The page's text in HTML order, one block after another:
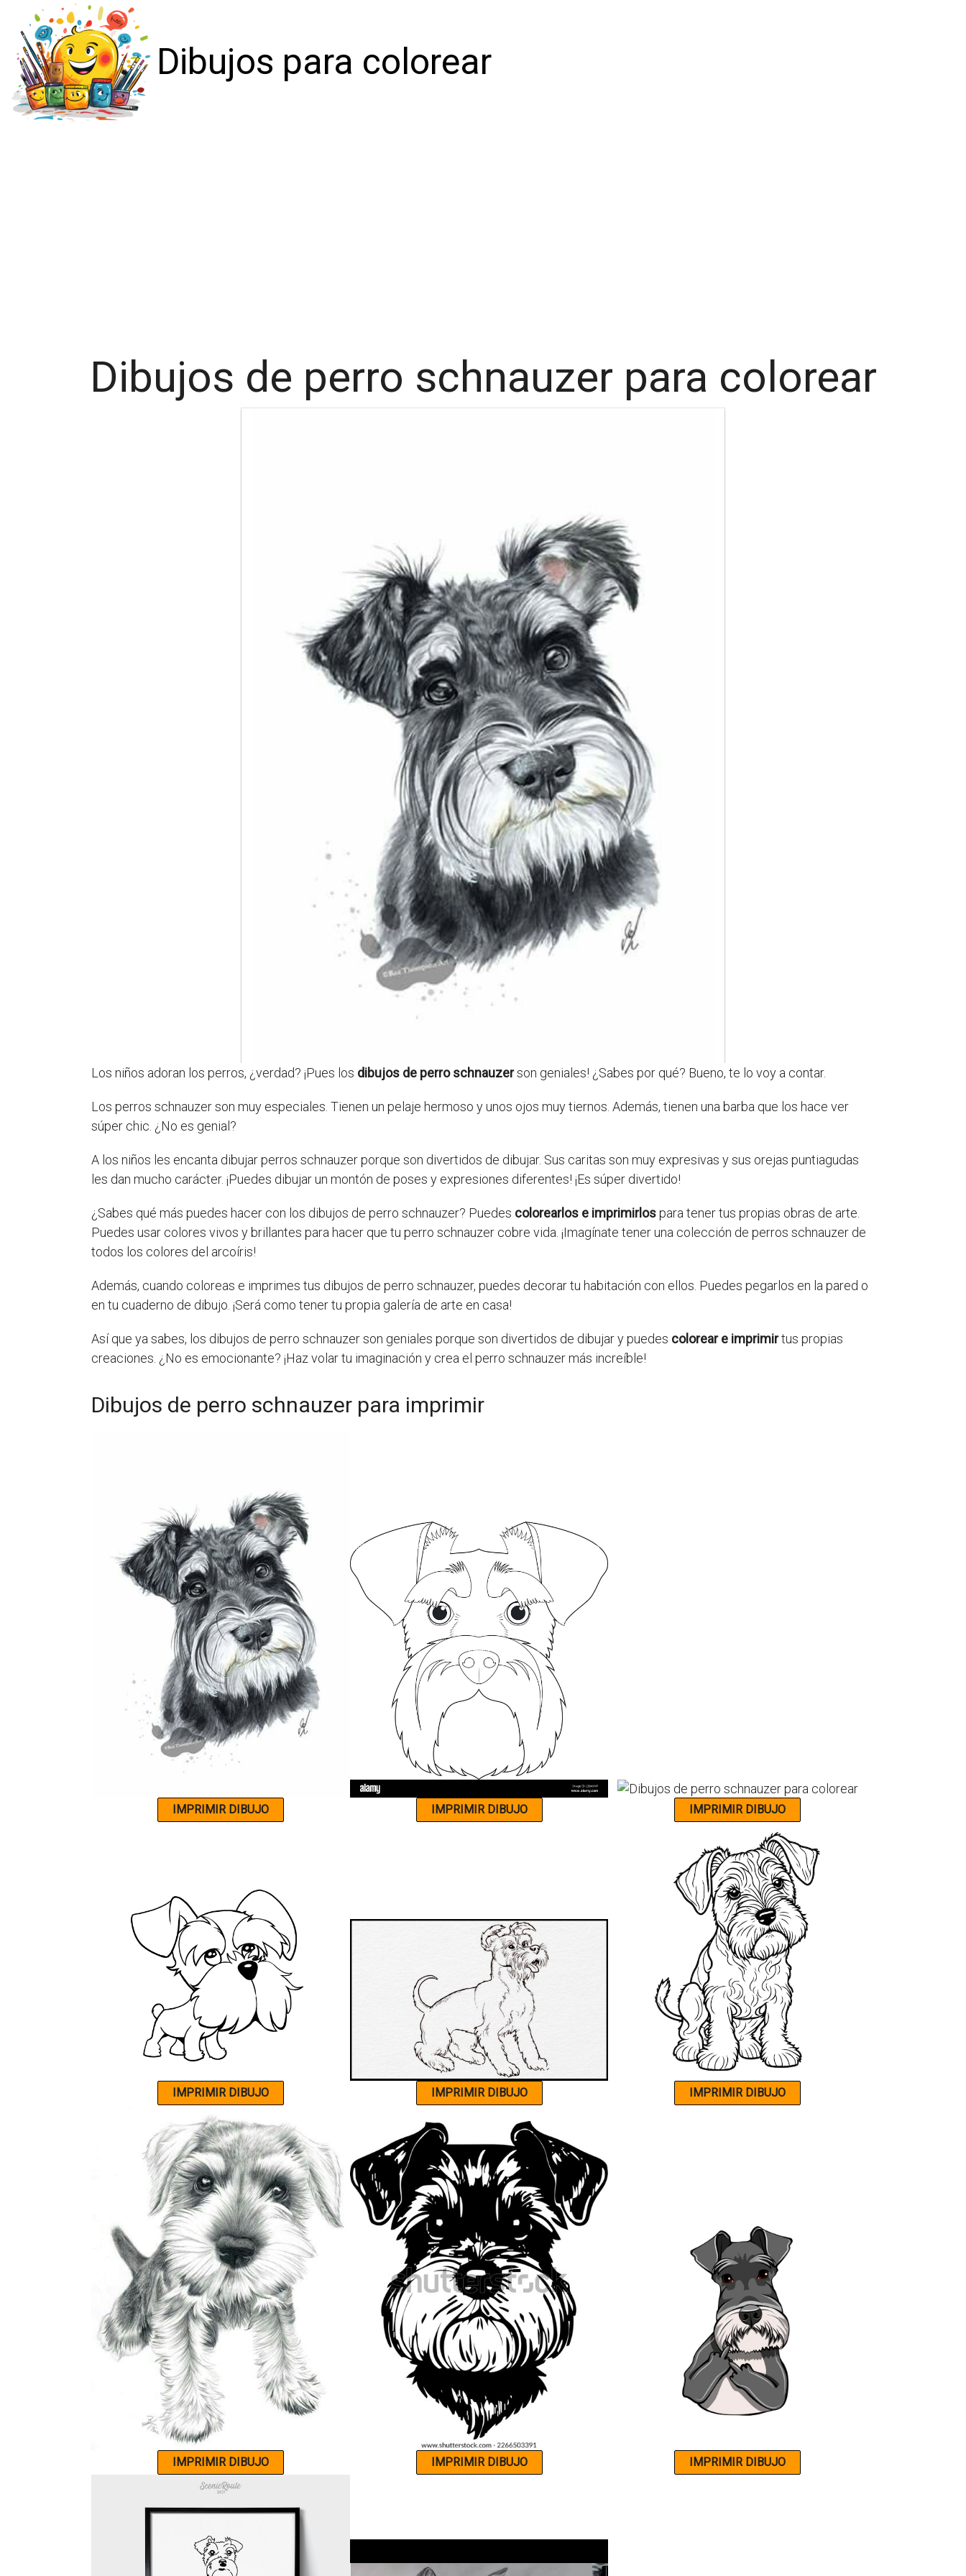
Dibujos para colorear
Dibujos de perro schnauzer para colorear
Los niños adoran los perros, ¿verdad? ¡Pues los dibujos de perro schnauzerson geniales! ¿Sabes por qué? Bueno, te lo voy a contar.
Los perros schnauzer son muy especiales. Tienen un pelaje hermoso y unos ojos muy tiernos. Además, tienen una barba que los hace ver
súper chic. ¿No es genial?
A los niños les encanta dibujar perros schnauzer porque son divertidos de dibujar. Sus caritas son muy expresivas y sus orejas puntiagudas
les dan mucho carácter. ¡Puedes dibujar un montón de poses y expresiones diferentes! ¡Es súper divertido!
¿Sabes qué más puedes hacer con los dibujos de perro schnauzer? Puedes colorearlos e imprimirlospara tener tus propias obras de arte.
Puedes usar colores vivos y brillantes para hacer que tu perro schnauzer cobre vida. ¡Imagínate tener una colección de perros schnauzer de
todos los colores del arcoíris!
Además, cuando coloreas e imprimes tus dibujos de perro schnauzer, puedes decorar tu habitación con ellos. Puedes pegarlos en la pared o
en tu cuaderno de dibujo. ¡Será como tener tu propia galería de arte en casa!
Así que ya sabes, los dibujos de perro schnauzer son geniales porque son divertidos de dibujar y puedes colorear e imprimirtus propias
creaciones. ¿No es emocionante? ¡Haz volar tu imaginación y crea el perro schnauzer más increíble!
Dibujos de perro schnauzer para imprimir